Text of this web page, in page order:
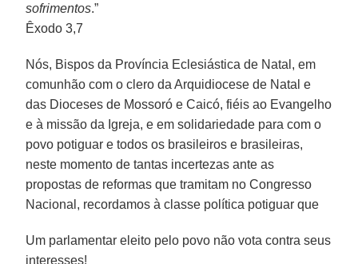
sofrimentos.”
Êxodo 3,7
Nós, Bispos da Província Eclesiástica de Natal, em
comunhão com o clero da Arquidiocese de Natal e
das Dioceses de Mossoró e Caicó, fiéis ao Evangelho
e à missão da Igreja, e em solidariedade para com o
povo potiguar e todos os brasileiros e brasileiras,
neste momento de tantas incertezas ante as
propostas de reformas que tramitam no Congresso
Nacional, recordamos à classe política potiguar que
Um parlamentar eleito pelo povo não vota contra seus
interesses!